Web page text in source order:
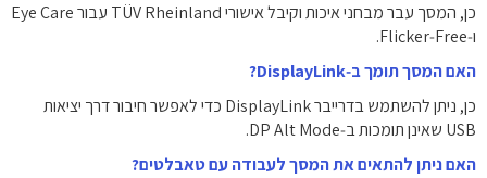
כן, המסך עבר מבחני איכות וקיבל אישורי TÜV Rheinland עבור Eye Care
ו‑Flicker‑Free.
האם המסך תומך ב‑DisplayLink?
כן, ניתן להשתמש בדרייבר DisplayLink כדי לאפשר חיבור דרך יציאות
USB שאינן תומכות ב‑DP Alt Mode.
האם ניתן להתאים את המסך לעבודה עם טאבלטים?